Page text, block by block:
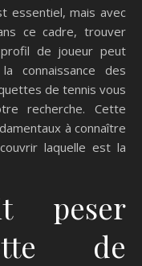
essentiel, mais avec
ce cadre, trouver
profil de joueur peut
connaissance des
de tennis vous
recherche. Cette
à connaître
laquelle est la
peser
de